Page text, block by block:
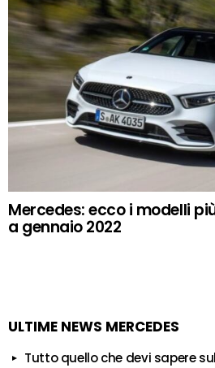
Mercedes: ecco i modelli
a gennaio 2022
ULTIME NEWS MERCEDES
Tutto quello che devi sapere